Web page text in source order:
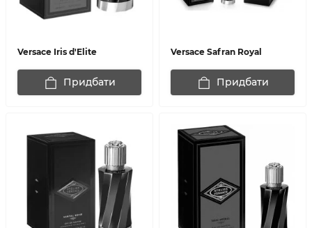
Versace Iris d'Elite
Придбати
Versace Safran Royal
Придбати